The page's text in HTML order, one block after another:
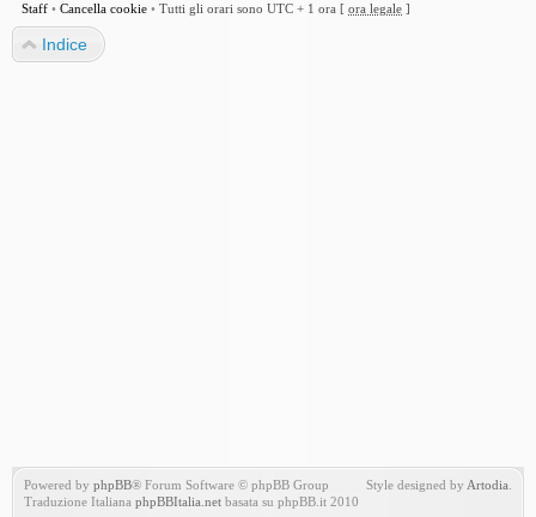
Staff • Cancella cookie • Tutti gli orari sono UTC + 1 ora [ ora legale ]
Indice
Powered by phpBB® Forum Software © phpBB Group
Traduzione Italiana phpBBItalia.net basata su phpBB.it 2010
Style designed by Artodia